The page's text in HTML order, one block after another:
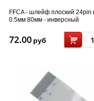
FFCA - шлейф плоский 24pin
0.5мм 80мм - инверсный
72.00 руб